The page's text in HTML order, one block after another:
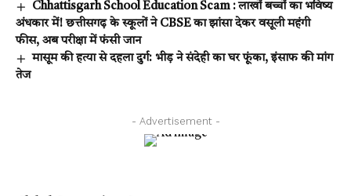
Chhattisgarh School Education Scam : लाखों बच्चों का भविष्य
अंधकार में! छत्तीसगढ़ के स्कूलों ने CBSE का झांसा देकर वसूली महंगी
फीस, अब परीक्षा में फंसी जान
मासूम की हत्या से दहला दुर्ग: भीड़ ने संदेही का घर फूंका, इंसाफ की मांग
तेज
- Advertisement -